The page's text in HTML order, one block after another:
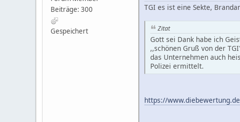
Beiträge: 300
Gespeichert
TGI es ist eine Sekte,
Zitat
Gott sei Dank habe ich
,,schönen Gruß von der
das Unternehmen auch
Polizei ermittelt.
https://